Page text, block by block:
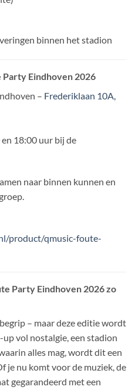
binnen het stadion
Party Eindhoven 2026
– Frederiklaan 10A,
18:00 uur bij de
naar binnen kunnen en
product/qmusic-foute-
Party Eindhoven 2026 zo
– maar deze editie wordt
vol nostalgie, een stadion
alles mag, wordt dit een
je nu komt voor de muziek, de
gegarandeerd met een